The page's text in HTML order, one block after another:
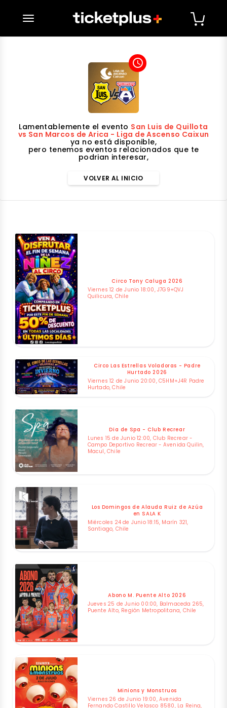
desplegar navegación
access_time
Lamentablemente el evento San Luis de Quillota
vs San Marcos de Arica - Liga de Ascenso Caixun
ya no está disponible,
pero tenemos eventos relacionados que te
podrian interesar,
VOLVER AL INICIO
Circo Tony Caluga 2026
Viernes 12 de Junio 18:00, J7G9+QVJ
Quilicura, Chile
Circo Las Estrellas Voladoras - Padre
Hurtado 2026
Viernes 12 de Junio 20:00, C5HM+J4R Padre
Hurtado, Chile
Dia de Spa - Club Recrear
Lunes 15 de Junio 12:00, Club Recrear -
Campo Deportivo Recrear - Avenida Quilin,
Macul, Chile
Los Domingos de Alauda Ruiz de Azúa
en SALA K
Miércoles 24 de Junio 18:15, Marín 321,
Santiago, Chile
Abono M. Puente Alto 2026
Jueves 25 de Junio 00:00, Balmaceda 265,
Puente Alto, Región Metropolitana, Chile
Minions y Monstruos
Viernes 26 de Junio 19:00, Avenida
Fernando Castillo Velasco 8580, La Reina,